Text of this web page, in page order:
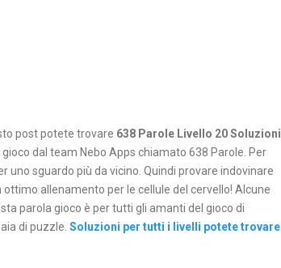
post potete trovare 638 Parole Livello 20 Soluzioni
dal team Nebo Apps chiamato 638 Parole. Per
uno sguardo più da vicino. Quindi provare indovinare
allenamento per le cellule del cervello! Alcune
parola gioco è per tutti gli amanti del gioco di
di puzzle. Soluzioni per tutti i livelli potete trovare